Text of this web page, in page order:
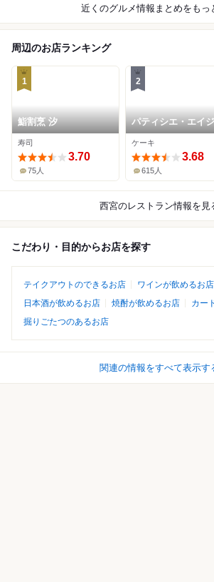
近くのグルメ情報まとめをもっ
周辺のお店ランキング
1
鮨割烹 汐
寿司
3.70
75人
2
パティシエ・エイ
ニッタ
ケーキ
3.68
615人
西宮のレストラン情報を見
こだわり・目的からお店を探す
テイクアウトのできるお店
ワインが飲めるお店
日本酒が飲めるお店
焼酎が飲めるお店
カー
掘りごたつのあるお店
関連の情報をすべて表示す